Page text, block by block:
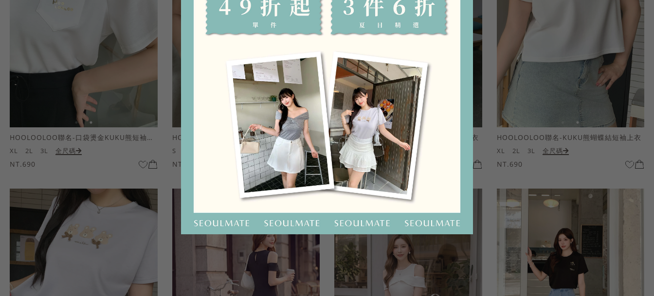
HOOLOOLOO聯名-口袋燙金KUKU熊短袖上衣
XL 2L 3L 全尺碼
NT.690
HOOLOOLOO聯名-KUKU熊蝴蝶結短袖上衣
S
NT.690
HOOLOOLOO聯名-KUKU熊蝴蝶結短袖上衣
S M L 全尺碼
NT.690
HOOLOOLOO聯名-KUKU熊蝴蝶結短袖上衣
XL 2L 3L 全尺碼
NT.690